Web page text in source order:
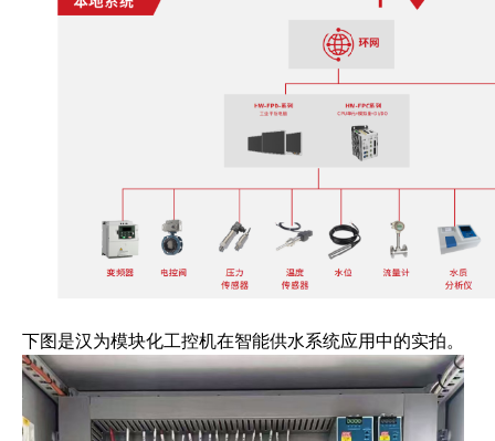
下图是汉为模块化工控机在智能供水系统应用中的实拍。